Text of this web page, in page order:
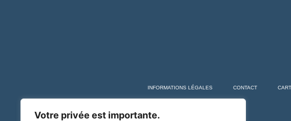
Votre privée est importante.
INFORMATIONS LÉGALES CONTACT